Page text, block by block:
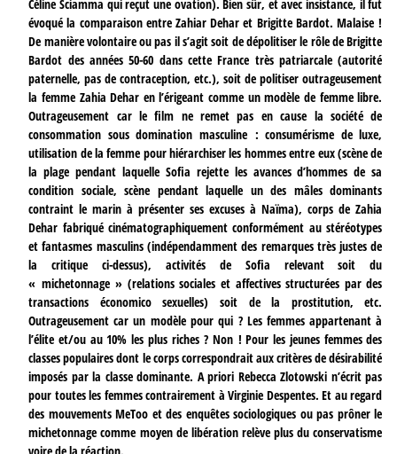
Céline Sciamma qui reçut une ovation). Bien sûr, et avec insistance, il fut
évoqué la comparaison entre Zahiar Dehar et Brigitte Bardot. Malaise !
De manière volontaire ou pas il s’agit soit de dépolitiser le rôle de Brigitte
Bardot des années 50-60 dans cette France très patriarcale (autorité
paternelle, pas de contraception, etc.), soit de politiser outrageusement
la femme Zahia Dehar en l’érigeant comme un modèle de femme libre.
Outrageusement car le film ne remet pas en cause la société de
consommation sous domination masculine : consumérisme de luxe,
utilisation de la femme pour hiérarchiser les hommes entre eux (scène de
la plage pendant laquelle Sofia rejette les avances d’hommes de sa
condition sociale, scène pendant laquelle un des mâles dominants
contraint le marin à présenter ses excuses à Naïma), corps de Zahia
Dehar fabriqué cinématographiquement conformément au stéréotypes
et fantasmes masculins (indépendamment des remarques très justes de
la critique ci-dessus), activités de Sofia relevant soit du
« michetonnage » (relations sociales et affectives structurées par des
transactions économico sexuelles) soit de la prostitution, etc.
Outrageusement car un modèle pour qui ? Les femmes appartenant à
l’élite et/ou au 10% les plus riches ? Non ! Pour les jeunes femmes des
classes populaires dont le corps correspondrait aux critères de désirabilité
imposés par la classe dominante. A priori Rebecca Zlotowski n’écrit pas
pour toutes les femmes contrairement à Virginie Despentes. Et au regard
des mouvements MeToo et des enquêtes sociologiques ou pas prôner le
michetonnage comme moyen de libération relève plus du conservatisme